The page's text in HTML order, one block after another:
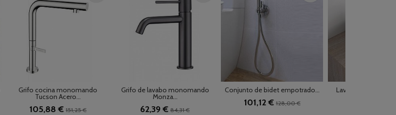
Grifo cocina monomando
Tucson Acero...
105,88 € 151,25 €
Grifo de lavabo monomando
Monza...
62,39 € 84,31 €
Conjunto de bidet empotrado...
101,12 € 128,00 €
Lavabo